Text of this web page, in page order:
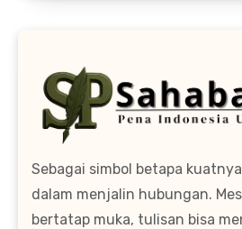
Sebagai simbol betapa
dalam menjalin hubungan.
bertatap muka, tulisan bisa